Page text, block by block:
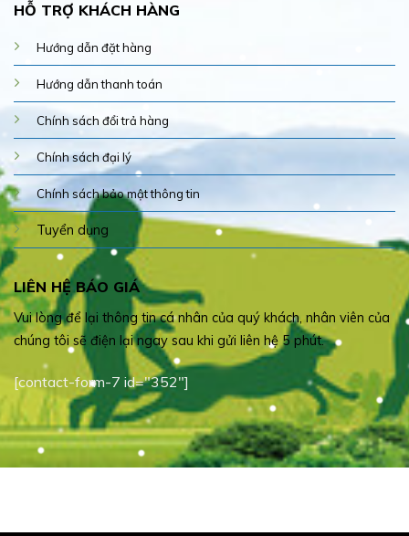
HỖ TRỢ KHÁCH HÀNG
Hướng dẫn đặt hàng
Hướng dẫn thanh toán
Chính sách đổi trả hàng
Chính sách đại lý
Chính sách bảo mật thông tin
Tuyển dụng
LIÊN HỆ BÁO GIÁ
Vui lòng để lại thông tin cá nhân của quý khách, nhân viên của
chúng tôi sẽ điện lại ngay sau khi gửi liên hệ 5 phút.
[contact-form-7 id="352"]